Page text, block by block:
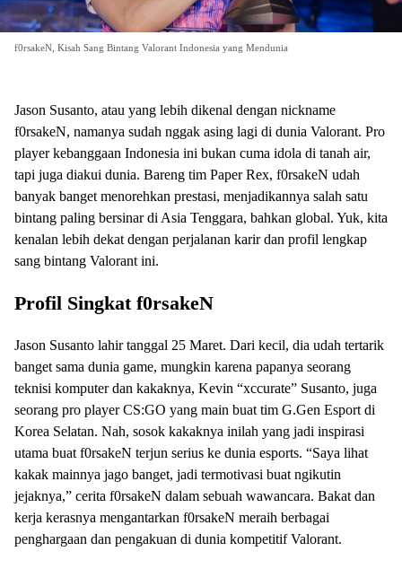
f0rsakeN, Kisah Sang Bintang Valorant Indonesia yang Mendunia
Jason Susanto, atau yang lebih dikenal dengan nickname
f0rsakeN, namanya sudah nggak asing lagi di dunia Valorant. Pro
player kebanggaan Indonesia ini bukan cuma idola di tanah air,
tapi juga diakui dunia. Bareng tim Paper Rex, f0rsakeN udah
banyak banget menorehkan prestasi, menjadikannya salah satu
bintang paling bersinar di Asia Tenggara, bahkan global. Yuk, kita
kenalan lebih dekat dengan perjalanan karir dan profil lengkap
sang bintang Valorant ini.
Profil Singkat f0rsakeN
Jason Susanto lahir tanggal 25 Maret. Dari kecil, dia udah tertarik
banget sama dunia game, mungkin karena papanya seorang
teknisi komputer dan kakaknya, Kevin “xccurate” Susanto, juga
seorang pro player CS:GO yang main buat tim G.Gen Esport di
Korea Selatan. Nah, sosok kakaknya inilah yang jadi inspirasi
utama buat f0rsakeN terjun serius ke dunia esports. “Saya lihat
kakak mainnya jago banget, jadi termotivasi buat ngikutin
jejaknya,” cerita f0rsakeN dalam sebuah wawancara. Bakat dan
kerja kerasnya mengantarkan f0rsakeN meraih berbagai
penghargaan dan pengakuan di dunia kompetitif Valorant.